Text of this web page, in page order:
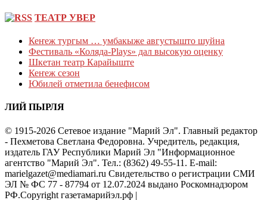
ТЕАТР УВЕР
Кеҥеж тургым … умбакыже августышто шуйна
Фестиваль «Коляда-Plays» дал высокую оценку
Шкетан театр Карайыште
Кеҥеж сезон
Юбилей отметила бенефисом
ЛИЙ ПЫРЛЯ
© 1915-2026 Сетевое издание "Марий Эл". Главный редактор
- Пехметова Светлана Федоровна. Учредитель, редакция,
издатель ГАУ Республики Марий Эл "Информационное
агентство "Марий Эл". Тел.: (8362) 49-55-11. E-mail:
marielgazet@mediamari.ru Свидетельство о регистрации СМИ
ЭЛ № ФС 77 - 87794 от 12.07.2024 выдано Роскомнадзором
РФ.Copyright газетамарийэл.рф |